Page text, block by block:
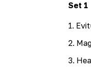
Set 1
1.
2.
3.